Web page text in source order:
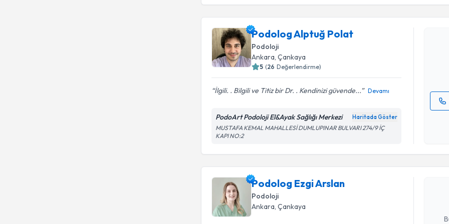
Podolog Alptuğ Polat
Podoloji
Ankara , Çankaya
5 (26 Değerlendirme)
İlgili. . Bilgili ve Titiz bir Dr. . Kendinizi güvende... Devamı
PodoArt Podoloji El&Ayak Sağlığı Merkezi Haritada Göster
MUSTAFA KEMAL MAHALLESİ DUMLUPINAR BULVARI 274/9 İÇ
KAPI NO:2
Podolog
Podolog Ezgi Arslan
Podoloji
Ankara , Çankaya
Podolog
bu